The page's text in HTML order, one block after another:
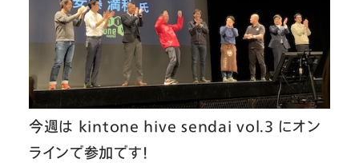
今週は kintone hive sendai vol.3 にオン
ラインで参加です！